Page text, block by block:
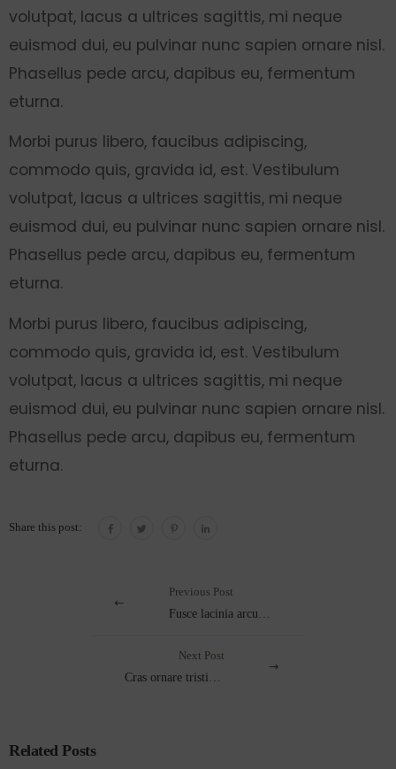
volutpat, lacus a ultrices sagittis, mi neque
euismod dui, eu pulvinar nunc sapien ornare nisl.
Phasellus pede arcu, dapibus eu, fermentum
eturna.
Morbi purus libero, faucibus adipiscing,
commodo quis, gravida id, est. Vestibulum
volutpat, lacus a ultrices sagittis, mi neque
euismod dui, eu pulvinar nunc sapien ornare nisl.
Phasellus pede arcu, dapibus eu, fermentum
eturna.
Morbi purus libero, faucibus adipiscing,
commodo quis, gravida id, est. Vestibulum
volutpat, lacus a ultrices sagittis, mi neque
euismod dui, eu pulvinar nunc sapien ornare nisl.
Phasellus pede arcu, dapibus eu, fermentum
eturna.
Share this post:
Previous Post
Next Post
Cras ornare tristique elit.
Related Posts